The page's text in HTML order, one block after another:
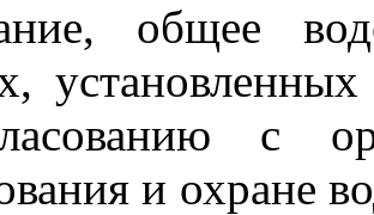
ние, общее
, установлен
асованию с
и охране во